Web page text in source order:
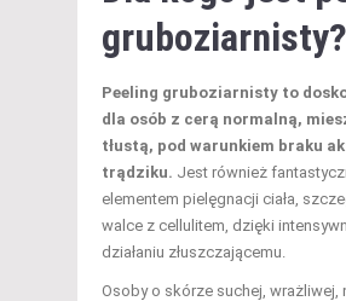
gruboziarnisty?
Peeling gruboziarnisty to
dla osób z cerą normalną,
tłustą, pod warunkiem braku
trądziku. Jest również
elementem pielęgnacji ciała,
walce z cellulitem, dzięki
działaniu złuszczającemu.
Osoby o skórze suchej, wrażliwej,